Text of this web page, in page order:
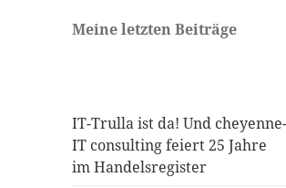
Meine letzten Beiträge
IT-Trulla ist da! Und cheyenne-
IT consulting feiert 25 Jahre
im Handelsregister